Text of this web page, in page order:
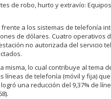
de robo, hurto y extravío:
frente a los sistemas de telefonía
de dólares. Cuatro operativos
no autorizada del servicio
misma, lo cual contribuye al tema
líneas de telefonía (móvil y fija)
logró una reducción del 9,37% de